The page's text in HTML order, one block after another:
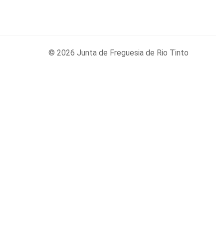
© 2026 Junta de Freguesia de Rio Tinto